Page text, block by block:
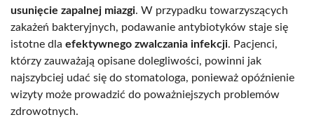
usunięcie zapalnej miazgi. W przypadku towarzyszących
zakażeń bakteryjnych, podawanie antybiotyków staje się
istotne dla efektywnego zwalczania infekcji. Pacjenci,
którzy zauważają opisane dolegliwości, powinni jak
najszybciej udać się do stomatologa, ponieważ opóźnienie
wizyty może prowadzić do poważniejszych problemów
zdrowotnych.